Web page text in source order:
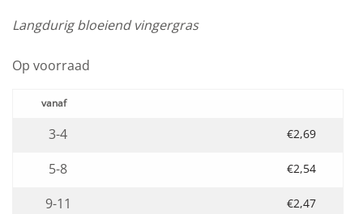
Langdurig bloeiend vingergras
Op voorraad
3-4 €2,69
5-8 €2,54
9-11 €2,47